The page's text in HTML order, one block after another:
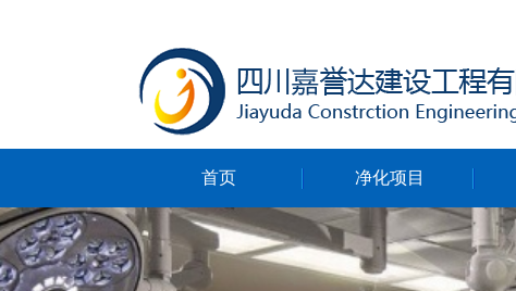
首页 净化项目
净化无尘车间
净化ICU病房